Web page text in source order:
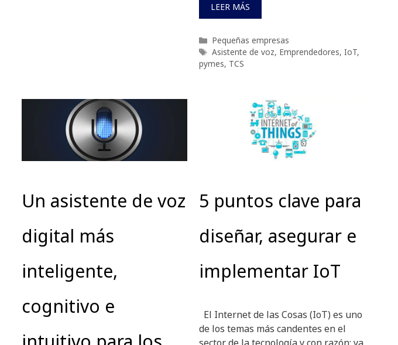
LEER MÁS
Categorías
Pequeñas empresas
Etiquetas
Asistente de voz, Emprendedores, IoT,
pymes, TCS
Un asistente de voz
digital más
inteligente,
cognitivo e
5 puntos clave para
diseñar, asegurar e
implementar IoT
El Internet de las Cosas (IoT) es uno
de los temas más candentes en el